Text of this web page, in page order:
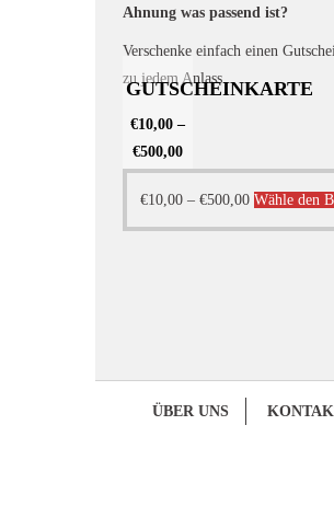
Ahnung was passend ist?
Verschenke einfach einen
zu jedem Anlass.
GUTSCHEINKARTE
€10,00 –
€500,00
€10,00 – €500,00 Wähle den
ÜBER UNS